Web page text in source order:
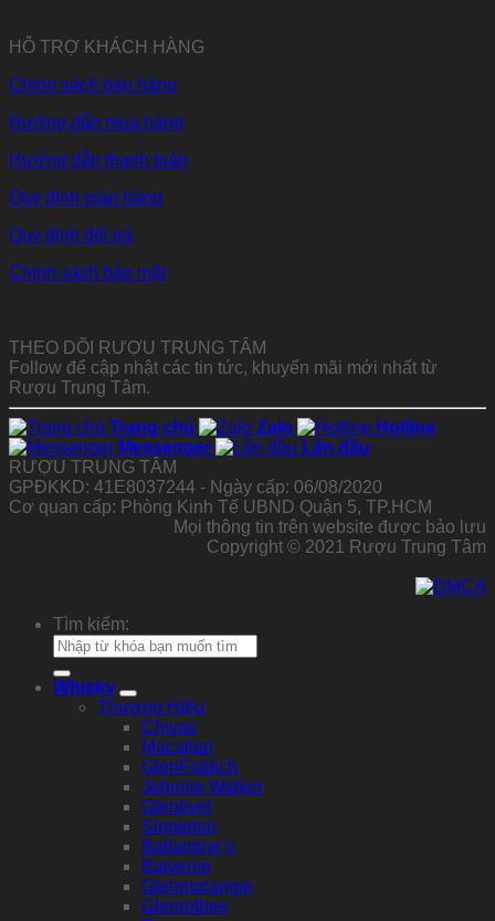
HỖ TRỢ KHÁCH HÀNG
Chính sách bán hàng
Hướng dẫn mua hàng
Hướng dẫn thanh toán
Quy định giao hàng
Quy định đổi trả
Chính sách bảo mật
THEO DÕI RƯỢU TRUNG TÂM
Follow để cập nhật các tin tức, khuyến mãi mới nhất từ
Rượu Trung Tâm.
Trang chủ Zalo
Hotline
Messenger
Lên đầu
RƯỢU TRUNG TÂM
GPĐKKD: 41E8037244 - Ngày cấp: 06/08/2020
Cơ quan cấp: Phòng Kinh Tế UBND Quận 5, TP.HCM
Mọi thông tin trên website được bảo lưu
Copyright © 2021 Rượu Trung Tâm
Tìm kiếm:
Whisky
Thương Hiệu
Chivas
Macallan
GlenFiddich
Johnnie Walker
Glenlivet
Singleton
Ballantine’s
Balvenie
Glenmorangie
Glenrothes